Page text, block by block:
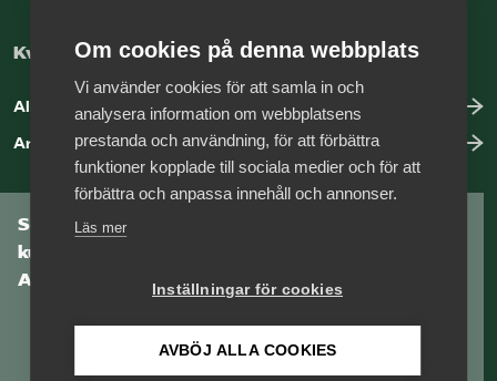
Kvalitetssäkring med vår auktorisation
Allt om auktorisation
Anmäl brister hos ett medlemsföretag
Som medlem har du tillgång till vår digitala
kunskapsbank
Arbetsgivarguiden
Om cookies på denna webbplats
Vi använder cookies för att samla in och
analysera information om webbplatsens
prestanda och användning, för att förbättra
funktioner kopplade till sociala medier och för att
förbättra och anpassa innehåll och annonser.
Läs mer
Inställningar för cookies
AVBÖJ ALLA COOKIES